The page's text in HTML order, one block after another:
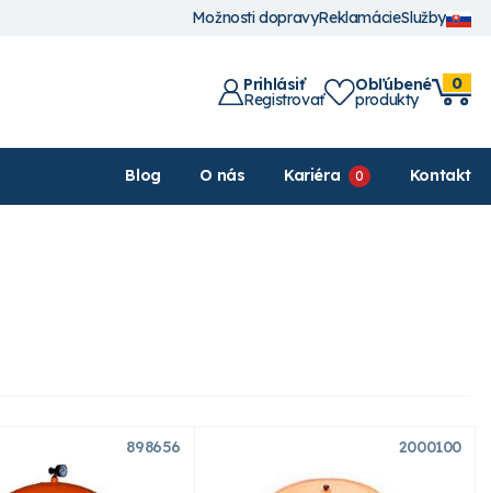
Možnosti dopravyReklamácieSlužby
Prihlásiť
Registrovať
Obľúbené
produkty
0
Blog O nás Kariéra Kontakt
898656 2000100